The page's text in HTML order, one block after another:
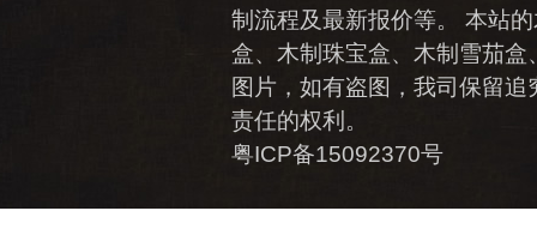
制流程及最新报价等。 本站
盒、木制珠宝盒、木制雪茄
图片，如有盗图，我司保留追
责任的权利。
粤ICP备15092370号